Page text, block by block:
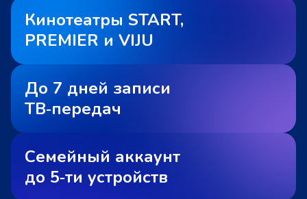
Кинотеатры START,
PREMIER и VIJU
До 7 дней записи
ТВ‑передач
Семейный аккаунт
до 5‑ти устройств